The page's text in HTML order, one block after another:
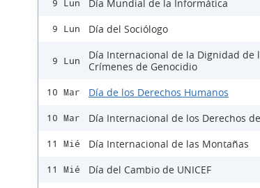
9 Lun Día Mundial de la Informática
9 Lun Día del Sociólogo
9 Lun
Día Internacional de la Dignidad de
Crímenes de Genocidio
10 Mar Día de los Derechos Humanos
10 Mar Día Internacional de los Derechos
11 Mié Día Internacional de las Montañas
11 Mié Día del Cambio de UNICEF